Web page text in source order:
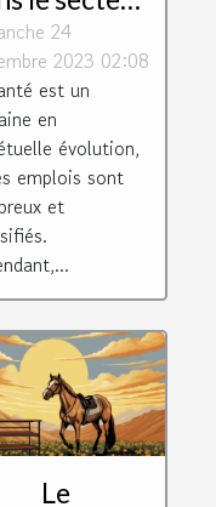
la santé :
et
défis
24
2023 02:08
est un
en
évolution,
emplois sont
et
Le